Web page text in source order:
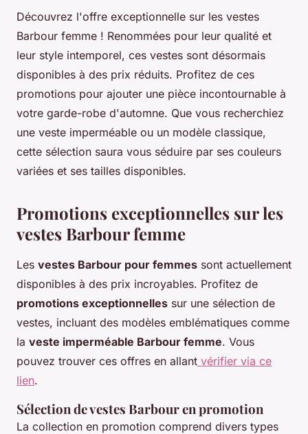
Découvrez l'offre exceptionnelle sur les vestes
Barbour femme ! Renommées pour leur qualité et
leur style intemporel, ces vestes sont désormais
disponibles à des prix réduits. Profitez de ces
promotions pour ajouter une pièce incontournable à
votre garde-robe d'automne. Que vous recherchiez
une veste imperméable ou un modèle classique,
cette sélection saura vous séduire par ses couleurs
variées et ses tailles disponibles.
Promotions exceptionnelles sur les
vestes Barbour femme
Les vestes Barbour pour femmes sont actuellement
disponibles à des prix incroyables. Profitez de
promotions exceptionnelles sur une sélection de
vestes, incluant des modèles emblématiques comme
la veste imperméable Barbour femme. Vous
pouvez trouver ces offres en allant vérifier via ce
lien.
Sélection de vestes Barbour en promotion
La collection en promotion comprend divers types